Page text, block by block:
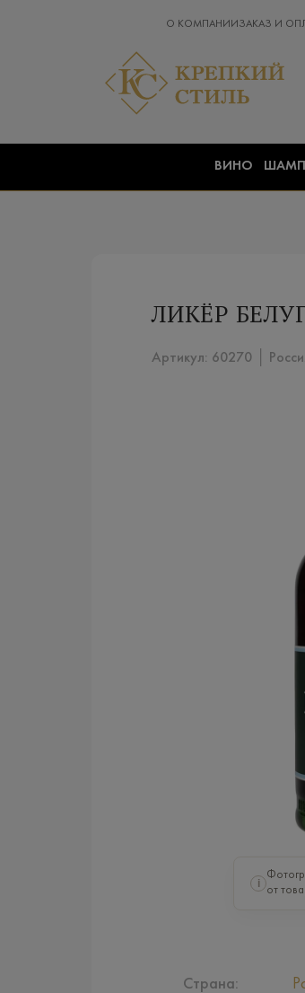
О КОМПАНИИ ЗАКАЗ И
ВИНО
ЛИКЁР
Артикул: 60270 │
i
от
Страна: